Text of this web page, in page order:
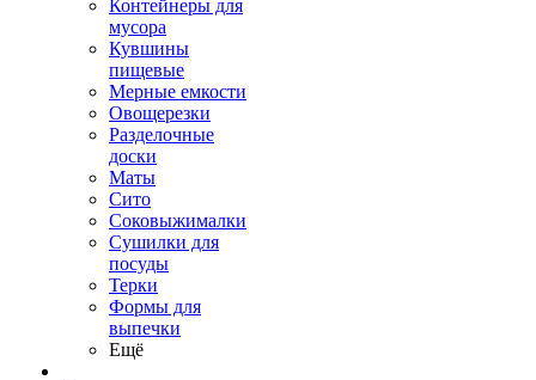
Контейнеры для
мусора
Кувшины
пищевые
Мерные емкости
Овощерезки
Разделочные
доски
Маты
Сито
Соковыжималки
Сушилки для
посуды
Терки
Формы для
выпечки
Ещё